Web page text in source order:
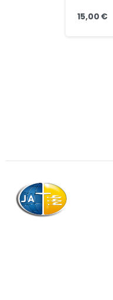
15,00 €